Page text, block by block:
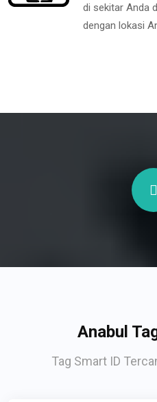
di sekitar Anda
dengan lokasi
Anabul
Tag Smart ID